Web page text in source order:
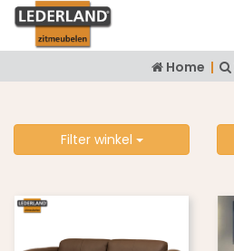
Home |
Filter winkel